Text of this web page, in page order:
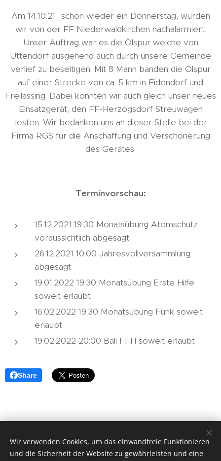
Am 14.10.21., schon wieder ein Donnerstag, wurden
wir von der FF Niederwaldkirchen nachalarmiert.
Unser Auftrag war es die Ölspur welche von
Uttendorf ausgehend auch durch unsere Gemeinde
verlief zu beseitigen. Mit 8 Mann banden die Ölspur
auf einer Strecke von ca. 5 km in Eidendorf und
Freilassing. Dabei konnten wir auch gleich unser neues
Einsatzgerät, den FF-Herzogsdorf Streuwagen
testen. Wir bedanken uns an dieser Stelle bei der
Firma RGS für die Anschaffung und Verschönerung
des Gerätes.
Terminvorschau:
15.12.2021 19:30 Monatsübung Atemschutz
voraussichtlich abgesagt
26.12.2021 10:00 Jahresvollversammlung
abgesagt
19.01.2022 19:30 Monatsübung Erste Hilfe
soweit erlaubt
16.02.2022 19:30 Monatsübung Funk soweit
erlaubt
19.02.2022 20:00 Ball FFH soweit erlaubt
Share
© 2018 Freiwillige Feuerwehr Herzogsdorf, Hauptstraße 23,
4175 Herzogsdorf.
Wir verwenden Cookies, um das einwandfreie Funktionieren
und die Sicherheit der Website zu gewährleisten und eine